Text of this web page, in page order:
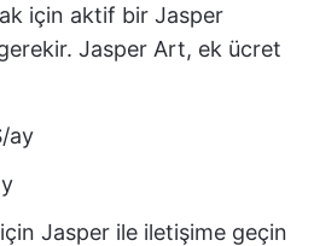
için aktif bir Jasper
Jasper Art, ek ücret
ay
Jasper ile iletişime geçin